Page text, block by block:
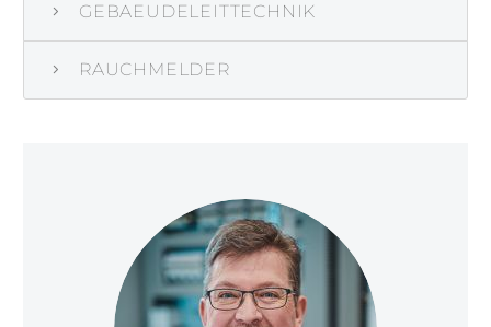
GEBAEUDELEITTECHNIK
RAUCHMELDER